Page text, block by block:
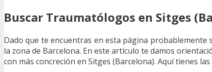
Buscar Traumatólogos en Sitges
Dado que te encuentras en esta página probablemente
la zona de Barcelona. En este artículo te damos
con más concreción en Sitges (Barcelona). Aquí tienes